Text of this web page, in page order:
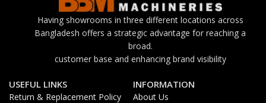
Having showrooms in three different locations across
Bangladesh offers a strategic advantage for reaching a
broad.
customer base and enhancing brand visibility
USEFUL LINKS
Return & Replacement Policy
INFORMATION
About Us